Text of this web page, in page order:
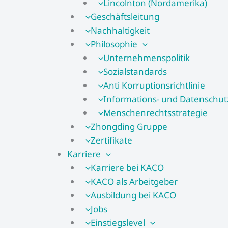
Lincolnton (Nordamerika)
Geschäftsleitung
Nachhaltigkeit
Philosophie
Unternehmenspolitik
Sozialstandards
Anti Korruptionsrichtlinie
Informations- und
Menschenrechtsstrategie
Zhongding Gruppe
Zertifikate
Karriere
Karriere bei KACO
KACO als Arbeitgeber
Ausbildung bei KACO
Jobs
Einstiegslevel